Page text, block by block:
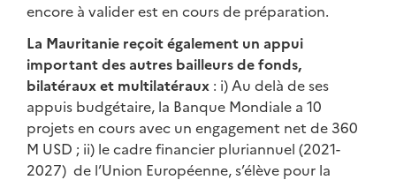
encore à valider est en cours de préparation.
La Mauritanie reçoit également un appui
important des autres bailleurs de fonds,
bilatéraux et multilatéraux : i) Au delà de ses
appuis budgétaire, la Banque Mondiale a 10
projets en cours avec un engagement net de 360
M USD ; ii) le cadre financier pluriannuel (2021-
2027) de l’Union Européenne, s’élève pour la